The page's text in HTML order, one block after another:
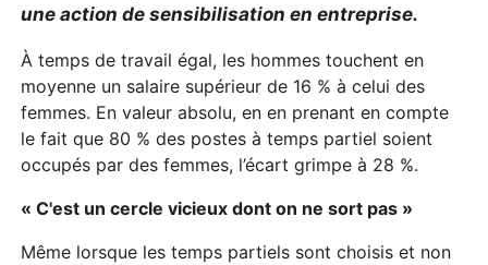
une action de sensibilisation en entreprise.
À temps de travail égal, les hommes touchent en
moyenne un salaire supérieur de 16 % à celui des
femmes. En valeur absolu, en en prenant en compte
le fait que 80 % des postes à temps partiel soient
occupés par des femmes, l’écart grimpe à 28 %.
« C'est un cercle vicieux dont on ne sort pas »
Même lorsque les temps partiels sont choisis et non